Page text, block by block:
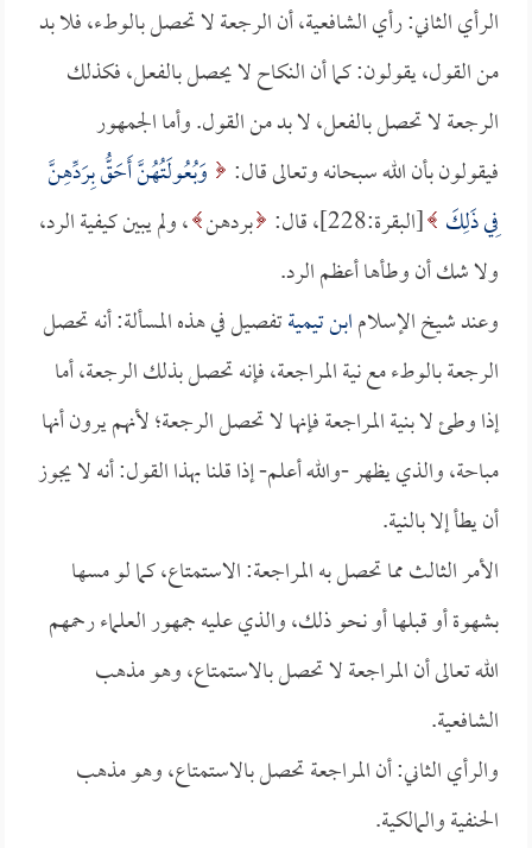
الرأي الثاني: رأي الشافعية، أن الرجعة لا تحصل بالوطء، فلا بد
من القول، يقولون: كما أن النكاح لا يحصل بالفعل، فكذلك
الرجعة لا تحصل بالفعل، لا بد من القول. وأما الجمهور
فيقولون بأن الله سبحانه وتعالى قال:
وَبُعُولَتُهُنَّ أَحَقُّ بِرَدِّهِنَّ
فِي ذَلِكَ [البقرة:228]، قال: بردهن ، ولم يبين كيفية الرد،
ولا شك أن وطأها أعظم الرد.
وعند شيخ الإسلامابن تيميةتفصيل في هذه المسألة: أنه تحصل
الرجعة بالوطء مع نية المراجعة، فإنه تحصل بذلك الرجعة، أما
إذا وطئ لا بنية المراجعة فإنها لا تحصل الرجعة؛ لأنهم يرون أنها
مباحة، والذي يظهر -والله أعلم- إذا قلنا بهذا القول: أنه لا يجوز
أن يطأ إلا بالنية.
الأمر الثالث مما تحصل به المراجعة: الاستمتاع، كما لو مسها
بشهوة أو قبلها أو نحو ذلك، والذي عليه جمهور العلماء رحمهم
الله تعالى أن المراجعة لا تحصل بالاستمتاع، وهو مذهب
الشافعية.
والرأي الثاني: أن المراجعة تحصل بالاستمتاع، وهو مذهب
الحنفية والمالكية.